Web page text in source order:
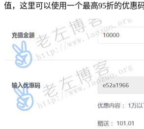
值，这里可以使用一个最高95折的优惠